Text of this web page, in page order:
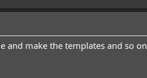
and make the templates and so on